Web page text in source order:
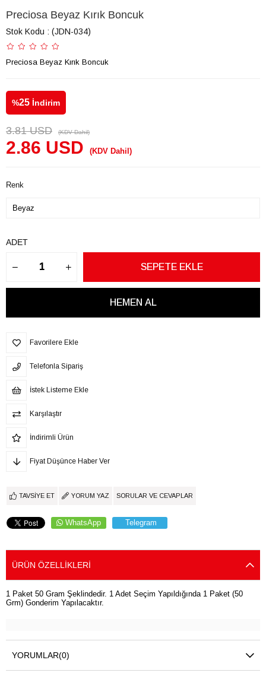
Preciosa Beyaz Kırık Boncuk
Stok Kodu (JDN-034)
Preciosa Beyaz Kırık Boncuk
%25 İndirim
3.81 USD (KDV Dahil)
2.86 USD (KDV Dahil)
Renk
ADET
Favorilere Ekle
Telefonla Sipariş
İstek Listeme Ekle
Karşılaştır
İndirimli Ürün
Fiyat Düşünce Haber Ver
TAVSIYE ET YORUM YAZ SORULAR VE CEVAPLAR
WhatsApp Telegram
ÜRÜN ÖZELLIKLERI
1 Paket 50 Gram Şeklindedir. 1 Adet Seçim Yapıldığında 1 Paket (50
Grm) Gonderim Yapılacaktır.
YORUMLAR(0)